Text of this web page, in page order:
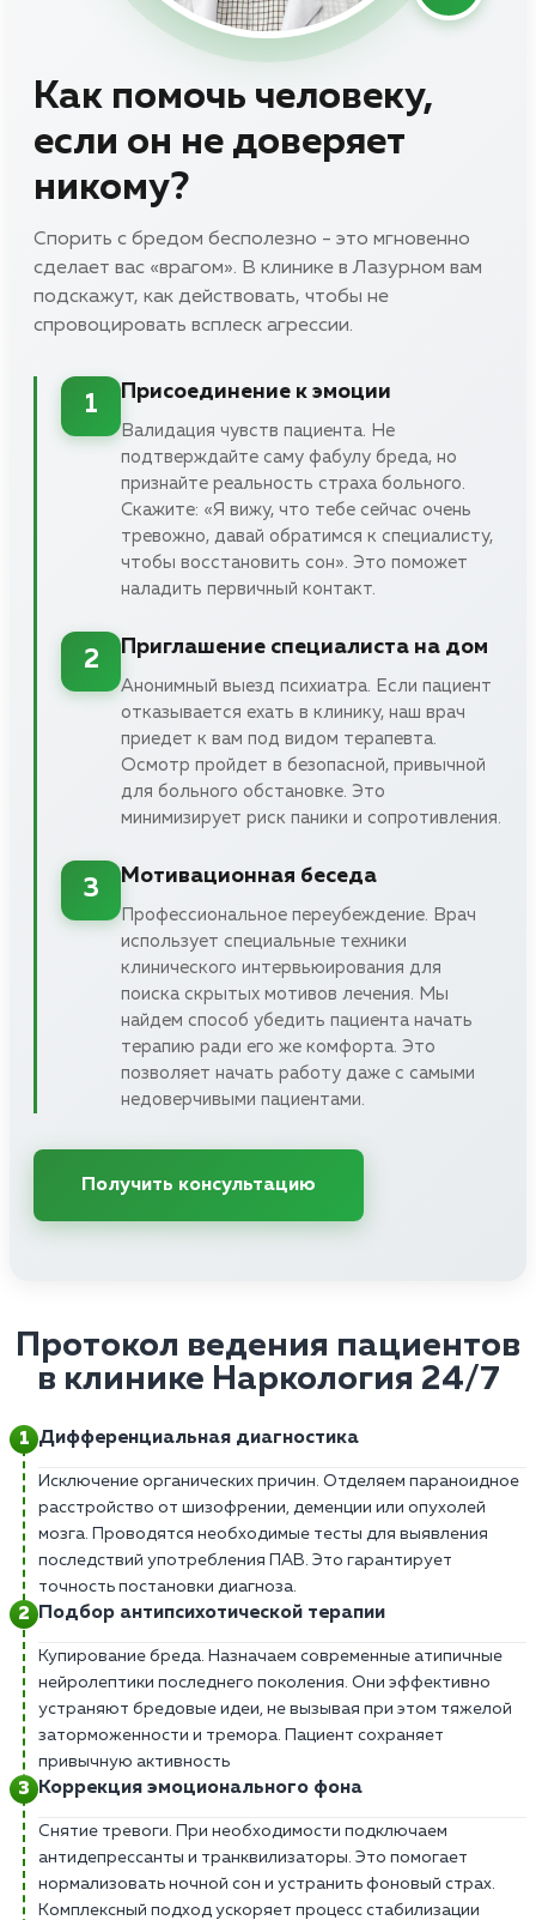
Как помочь человеку,
если он не доверяет
никому?
Спорить с бредом бесполезно - это мгновенно
сделает вас «врагом». В клинике в Лазурном вам
подскажут, как действовать, чтобы не
спровоцировать всплеск агрессии.
1
Присоединение к эмоции
Валидация чувств пациента. Не
подтверждайте саму фабулу бреда, но
признайте реальность страха больного.
Скажите: «Я вижу, что тебе сейчас очень
тревожно, давай обратимся к специалисту,
чтобы восстановить сон». Это поможет
наладить первичный контакт.
2
Приглашение специалиста на дом
Анонимный выезд психиатра. Если пациент
отказывается ехать в клинику, наш врач
приедет к вам под видом терапевта.
Осмотр пройдет в безопасной, привычной
для больного обстановке. Это
минимизирует риск паники и сопротивления.
3
Мотивационная беседа
Профессиональное переубеждение. Врач
использует специальные техники
клинического интервьюирования для
поиска скрытых мотивов лечения. Мы
найдем способ убедить пациента начать
терапию ради его же комфорта. Это
позволяет начать работу даже с самыми
недоверчивыми пациентами.
Получить консультацию
Протокол ведения пациентов
в клинике Наркология 24/7
Дифференциальная диагностика
Исключение органических причин. Отделяем параноидное
расстройство от шизофрении, деменции или опухолей
мозга. Проводятся необходимые тесты для выявления
последствий употребления ПАВ. Это гарантирует
точность постановки диагноза.
Подбор антипсихотической терапии
Купирование бреда. Назначаем современные атипичные
нейролептики последнего поколения. Они эффективно
устраняют бредовые идеи, не вызывая при этом тяжелой
заторможенности и тремора. Пациент сохраняет
привычную активность
Коррекция эмоционального фона
Снятие тревоги. При необходимости подключаем
антидепрессанты и транквилизаторы. Это помогает
нормализовать ночной сон и устранить фоновый страх.
Комплексный подход ускоряет процесс стабилизации